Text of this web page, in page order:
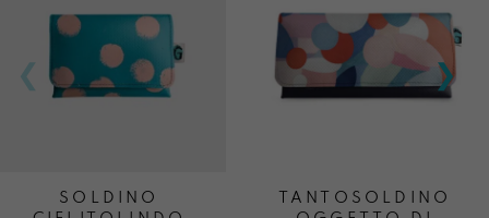
SOLDINO
TANTOSOLDINO